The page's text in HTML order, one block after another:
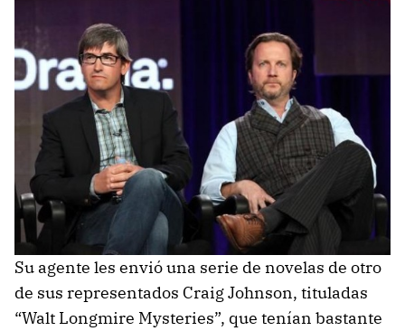
Su agente les envió una serie de novelas de otro
de sus representados Craig Johnson, tituladas
“Walt Longmire Mysteries”, que tenían bastante